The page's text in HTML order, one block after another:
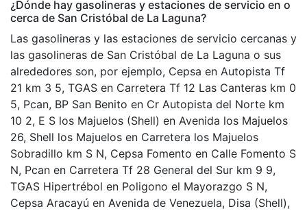
¿Dónde hay gasolineras y estaciones de servicio en o
cerca de San Cristóbal de La Laguna?
Las gasolineras y las estaciones de servicio cercanas y
las gasolineras de San Cristóbal de La Laguna o sus
alrededores son, por ejemplo, Cepsa en Autopista Tf
21 km 3 5, TGAS en Carretera Tf 12 Las Canteras km 0
5, Pcan, BP San Benito en Cr Autopista del Norte km
10 2, E S los Majuelos (Shell) en Avenida los Majuelos
26, Shell los Majuelos en Carretera los Majuelos
Sobradillo km S N, Cepsa Fomento en Calle Fomento S
N, Pcan en Carretera Tf 28 General del Sur km 9 9,
TGAS Hipertrébol en Poligono el Mayorazgo S N,
Cepsa Aracayú en Avenida de Venezuela, Disa (Shell),